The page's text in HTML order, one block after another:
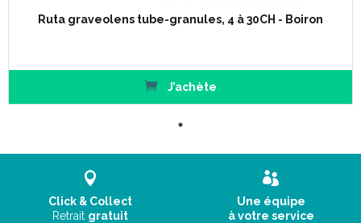
Ruta graveolens tube-granules, 4 à 30CH - Boiron
J’achète
Click & Collect
Retrait gratuit
Une équipe
à votre service